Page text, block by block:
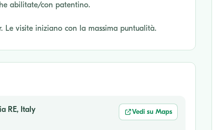
abilitate/con patentino.
Le visite iniziano con la massima puntualità.
RE, Italy Vedi su Maps